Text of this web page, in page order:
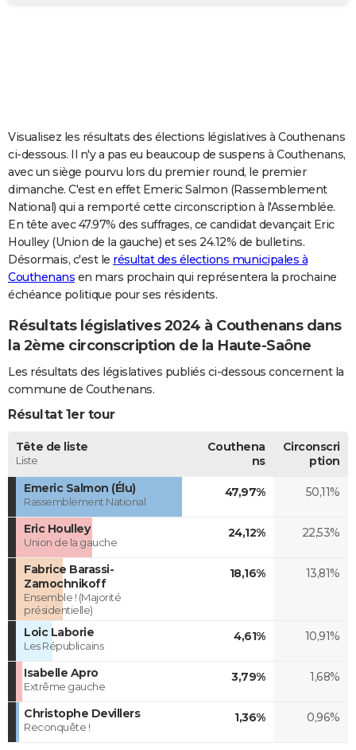
Carte de Noël
Carte Bonne année
Carte Saint-Valentin
Carte Pâques
Carte d'anniversaire
DICTIONNAIRE
Dictionnaire
Biographies
Citations
Expressions
Proverbes
PROGRAMME TV
COPAINS D'AVANT
S'inscrire
Se connecter
Lycées
Collèges
Primaires
Universités
Entreprises
Service militaire
Avis de recherche
AVIS DE DÉCÈS
FORUM
Visualisez les résultats des élections législatives à Couthenans
ci-dessous. Il n'y a pas eu beaucoup de suspens à Couthenans,
avec un siège pourvu lors du premier round, le premier
dimanche. C'est en effet Emeric Salmon (Rassemblement
National) qui a remporté cette circonscription à l'Assemblée.
En tête avec 47.97% des suffrages, ce candidat devançait Eric
Houlley (Union de la gauche) et ses 24.12% de bulletins.
Désormais, c'est le résultat des élections municipales à
Couthenans en mars prochain qui représentera la prochaine
échéance politique pour ses résidents.
Résultats législatives 2024 à Couthenans dans
la 2ème circonscription de la Haute-Saône
Les résultats des législatives publiés ci-dessous concernent la
commune de Couthenans.
Résultat 1er tour
Tête de liste
Liste
Couthena
ns
Circonscri
ption
Emeric Salmon (Élu)
Rassemblement National
47,97% 50,11%
Eric Houlley
Union de la gauche
24,12% 22,53%
Fabrice Barassi-
Zamochnikoff
Ensemble ! (Majorité
présidentielle)
18,16% 13,81%
Loic Laborie
Les Républicains
4,61% 10,91%
Isabelle Apro
Extrême gauche
3,79% 1,68%
Christophe Devillers
Reconquête !
1,36% 0,96%